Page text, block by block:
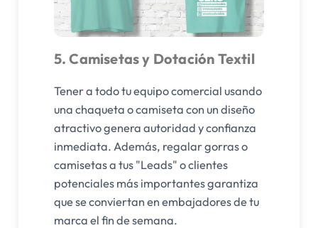
5. Camisetas y Dotación Textil
Tener a todo tu equipo comercial usando
una chaqueta o camiseta con un diseño
atractivo genera autoridad y confianza
inmediata. Además, regalar gorras o
camisetas a tus "Leads" o clientes
potenciales más importantes garantiza
que se conviertan en embajadores de tu
marca el fin de semana.